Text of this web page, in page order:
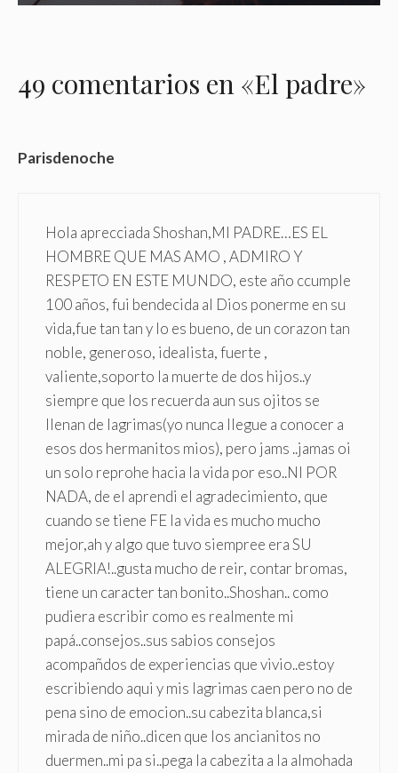
49 comentarios en «El padre»
Parisdenoche
Hola aprecciada Shoshan,MI PADRE…ES EL
HOMBRE QUE MAS AMO , ADMIRO Y
RESPETO EN ESTE MUNDO, este año ccumple
100 años, fui bendecida al Dios ponerme en su
vida,fue tan tan y lo es bueno, de un corazon tan
noble, generoso, idealista, fuerte ,
valiente,soporto la muerte de dos hijos..y
siempre que los recuerda aun sus ojitos se
llenan de lagrimas(yo nunca llegue a conocer a
esos dos hermanitos mios), pero jams ..jamas oi
un solo reprohe hacia la vida por eso..NI POR
NADA, de el aprendi el agradecimiento, que
cuando se tiene FE la vida es mucho mucho
mejor,ah y algo que tuvo siempree era SU
ALEGRIA!..gusta mucho de reir, contar bromas,
tiene un caracter tan bonito..Shoshan.. como
pudiera escribir como es realmente mi
papá..consejos..sus sabios consejos
acompañdos de experiencias que vivio..estoy
escribiendo aqui y mis lagrimas caen pero no de
pena sino de emocion..su cabezita blanca,si
mirada de niño..dicen que los ancianitos no
duermen..mi pa si..pega la cabezita a la almohada